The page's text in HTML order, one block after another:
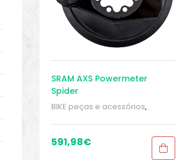
SRAM AXS Powermeter
Spider
BIKE peças e acessórios,
Gears
591,98€